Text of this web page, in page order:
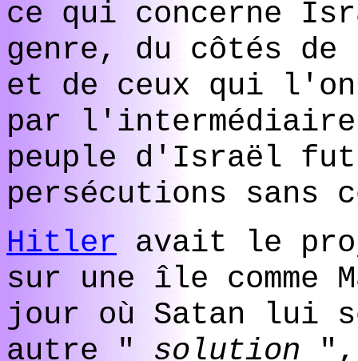
ce qui concerne
genre, du côtés
et de ceux qui
par
peuple d'Israël
persécutions sans
Hitler avait le
sur une île comme
jour où Satan lui
autre " solution